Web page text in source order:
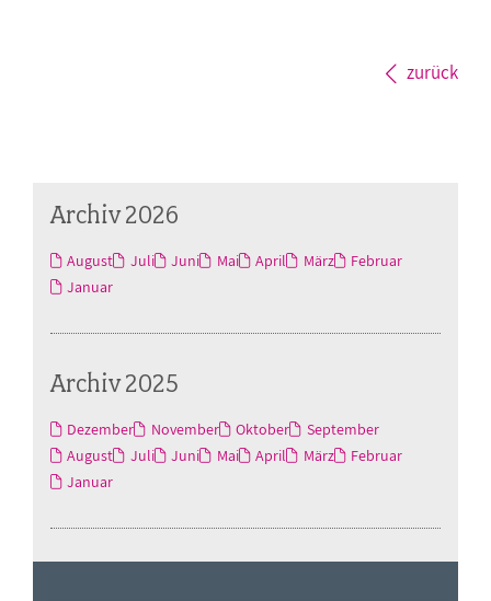
zurück
Archiv 2026
August Juli Juni Mai April März
Februar
Januar
Archiv 2025
Dezember November Oktober
September
August
Juli Juni Mai April März
Februar
Januar